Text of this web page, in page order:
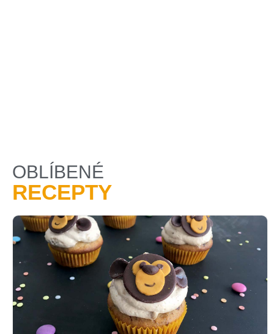
OBLÍBENÉ
RECEPTY